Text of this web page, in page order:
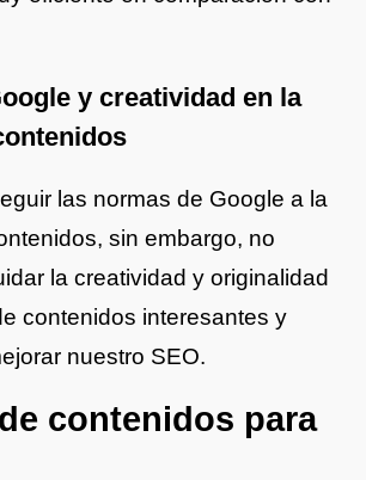
y creatividad en la
las normas de Google a la
sin embargo, no
la creatividad y originalidad
contenidos interesantes y
nuestro SEO.
contenidos para